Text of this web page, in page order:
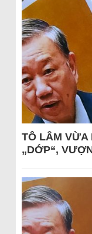
TÔ LÂM VỪA
„DỚP“,